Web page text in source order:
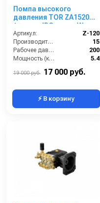
Помпа высокого
давления TOR ZA1520N
(аналог IPG серии W,
WS)
Артикул:
Z-120
Производительность (л/мин):
15
Рабочее давление (бар):
200
Мощность (кВт):
5.4
19 000 руб. 17 000 руб.
⚡ В корзину